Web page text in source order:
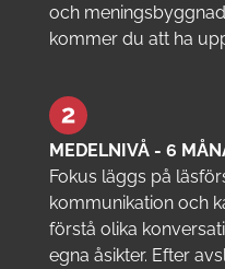
och
kommer du att ha
MEDELNIVÅ - 6
Fokus läggs på
kommunikation och
förstå olika
egna åsikter. Efter